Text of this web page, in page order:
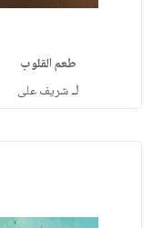
طعم القلوب
لـشريف على